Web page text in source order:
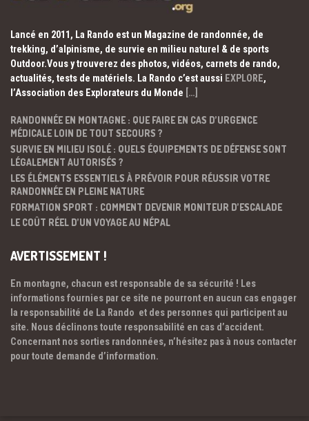
Lancé en 2011, La Rando est un Magazine de randonnée, de
trekking, d’alpinisme, de survie en milieu naturel & de sports
Outdoor.Vous y trouverez des photos, vidéos, carnets de rando,
actualités, tests de matériels. La Rando c’est aussi EXPLORE,
l’Association des Explorateurs du Monde […]
RANDONNÉE EN MONTAGNE : QUE FAIRE EN CAS D’URGENCE
MÉDICALE LOIN DE TOUT SECOURS ?
SURVIE EN MILIEU ISOLÉ : QUELS ÉQUIPEMENTS DE DÉFENSE SONT
LÉGALEMENT AUTORISÉS ?
LES ÉLÉMENTS ESSENTIELS À PRÉVOIR POUR RÉUSSIR VOTRE
RANDONNÉE EN PLEINE NATURE
FORMATION SPORT : COMMENT DEVENIR MONITEUR D’ESCALADE
LE COÛT RÉEL D’UN VOYAGE AU NÉPAL
AVERTISSEMENT !
En montagne, chacun est responsable de sa sécurité ! Les
informations fournies par ce site ne pourront en aucun cas engager
la responsabilité de La Rando et des personnes qui participent au
site. Nous déclinons toute responsabilité en cas d’accident.
Concernant nos sorties randonnées, n’hésitez pas à nous contacter
pour toute demande d’information.